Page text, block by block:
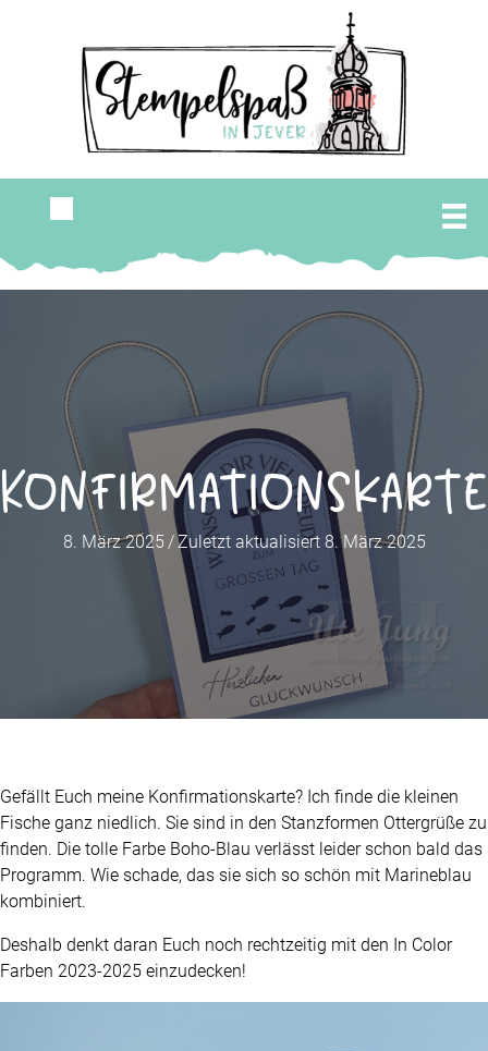
Konfirmationskarte
8. März 2025 /Zuletzt aktualisiert 8. März 2025
Gefällt Euch meine Konfirmationskarte? Ich finde die kleinen
Fische ganz niedlich. Sie sind in den Stanzformen Ottergrüße zu
finden. Die tolle Farbe Boho-Blau verlässt leider schon bald das
Programm. Wie schade, das sie sich so schön mit Marineblau
kombiniert.
Deshalb denkt daran Euch noch rechtzeitig mit den In Color
Farben 2023-2025 einzudecken!